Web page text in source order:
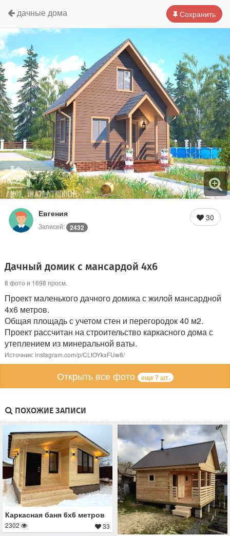
Сохранить
дачные дома
Евгения
Записей: 2432
30
Дачный домик с мансардой 4х6
8 фото и 1698 просм.
Проект маленького дачного домика с жилой мансардной
4x6 метров.
Общая площадь с учетом стен и перегородок 40 м2.
Проект рассчитан на строительство каркасного дома с
утеплением из минеральной ваты.
Источник: instagram.com/p/CLtOYkxFUw8/
Открыть все фото еще 7 шт.
ПОХОЖИЕ ЗАПИСИ
Каркасная баня 6х6 метров
2302 33